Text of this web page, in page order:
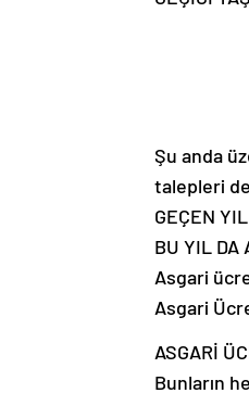
Şu anda
talepleri
GEÇEN
BU YIL DA
Asgari
Asgari
ASGARİ
Bunların